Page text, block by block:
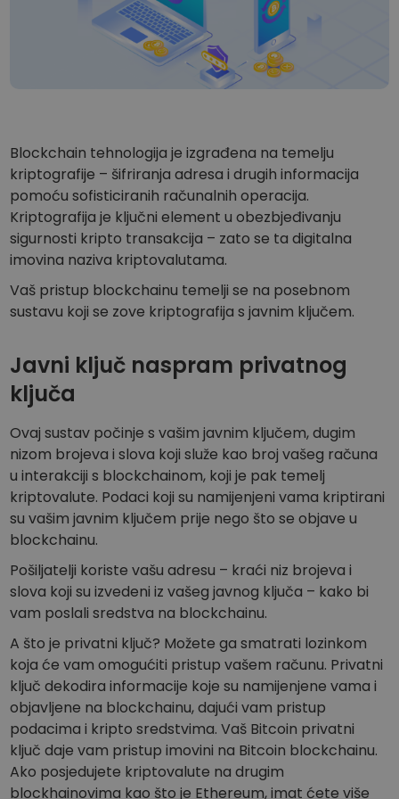
...danas biste imali
Inteligentni portfelji
Pametno ulaganje u kripto
Kriptomat novčanik
Siguran i jednostavan kripto novčanik
KriptoEarn
Zaradite kripto nagrade
Trezor
Uštedite kriptovalute za svoju budućnost
Ponavljajuća kupnja
Redovita planirana ulaganja (DCA)
Istražite sredstva
Otkrijte prilike za ulaganje
Analitika portfelja
Pametni uvidi za optimalnu izvedbu
Blockchain tehnologija je izgrađena na temelju
kriptografije – šifriranja adresa i drugih informacija
pomoću sofisticiranih računalnih operacija.
Kriptografija je ključni element u obezbjeđivanju
sigurnosti kripto transakcija – zato se ta digitalna
imovina naziva kriptovalutama.
Vaš pristup blockchainu temelji se na posebnom
sustavu koji se zove kriptografija s javnim ključem.
Javni ključ naspram privatnog
ključa
Ovaj sustav počinje s vašim javnim ključem, dugim
nizom brojeva i slova koji služe kao broj vašeg računa
u interakciji s blockchainom, koji je pak temelj
kriptovalute. Podaci koji su namijenjeni vama kriptirani
su vašim javnim ključem prije nego što se objave u
blockchainu.
Pošiljatelji koriste vašu adresu – kraći niz brojeva i
slova koji su izvedeni iz vašeg javnog ključa – kako bi
vam poslali sredstva na blockchainu.
A što je privatni ključ? Možete ga smatrati lozinkom
koja će vam omogućiti pristup vašem računu. Privatni
ključ dekodira informacije koje su namijenjene vama i
objavljene na blockchainu, dajući vam pristup
podacima i kripto sredstvima. Vaš Bitcoin privatni
ključ daje vam pristup imovini na Bitcoin blockchainu.
Ako posjedujete kriptovalute na drugim
blockhainovima kao što je Ethereum, imat ćete više